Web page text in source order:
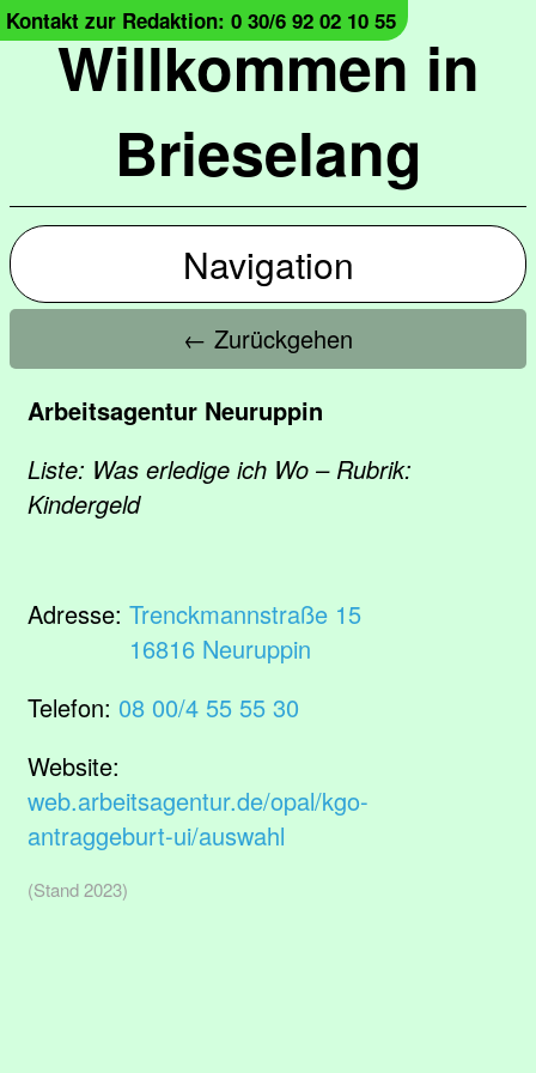
Willkommen in
Brieselang
Kontakt zur Redaktion: 0 30/6 92 02 10 55
Navigation
← Zurückgehen
Arbeitsagentur Neuruppin
Liste: Was erledige ich Wo – Rubrik:
Kindergeld
Adresse: Trenckmannstraße 15
16816 Neuruppin
Telefon: 08 00/4 55 55 30
Website:
web.arbeitsagentur.de/opal/kgo-
antraggeburt-ui/auswahl
(Stand 2023)